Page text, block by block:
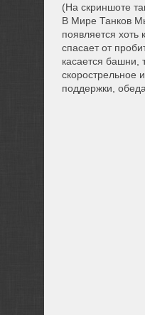
(На скриншоте
В Мире Танков
появляется
спасает от
касается башни,
скорострельное
поддержки,